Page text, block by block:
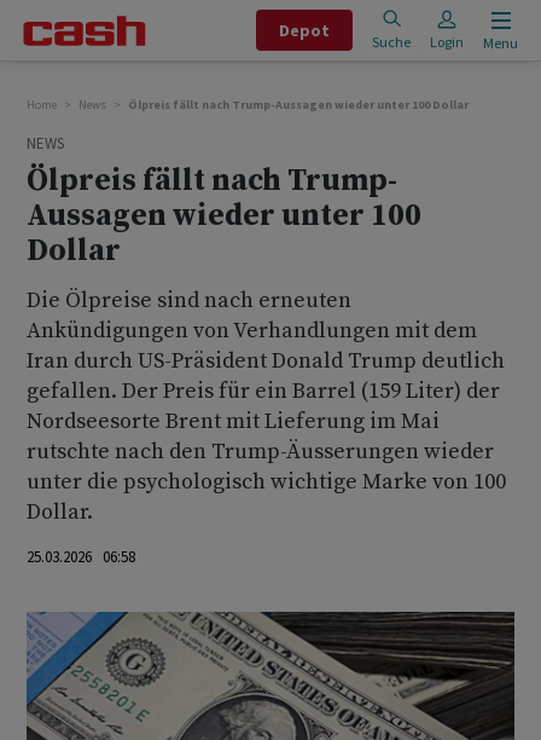
Depot
Suche Login Menu
Home News Ölpreis fällt nach Trump-Aussagen wieder unter 100 Dollar
NEWS
Ölpreis fällt nach Trump-
Aussagen wieder unter 100
Dollar
Die Ölpreise sind nach erneuten
Ankündigungen von Verhandlungen mit dem
Iran durch US-Präsident Donald Trump deutlich
gefallen. Der Preis für ein Barrel (159 Liter) der
Nordseesorte Brent mit Lieferung im Mai
rutschte nach den Trump-Äusserungen wieder
unter die psychologisch wichtige Marke von 100
Dollar.
25.03.2026 06:58